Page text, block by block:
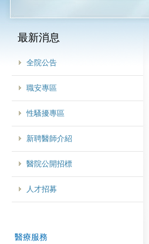
最新消息
全院公告
職安專區
性騷擾專區
新聘醫師介紹
醫院公開招標
人才招募
醫療服務